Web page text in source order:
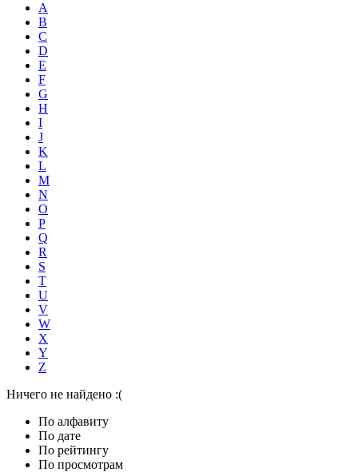
A
B
C
D
E
F
G
H
I
J
K
L
M
N
O
P
Q
R
S
T
U
V
W
X
Y
Z
Ничего не найдено :(
По алфавиту
По дате
По рейтингу
По просмотрам